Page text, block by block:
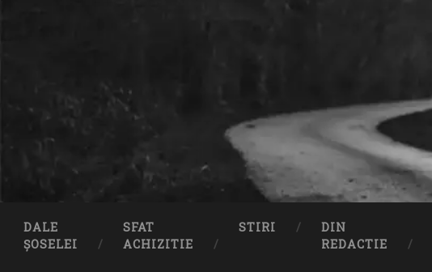
DALE
ȘOSELEI
SFAT
ACHIZITIE
STIRI
DIN
REDACTIE